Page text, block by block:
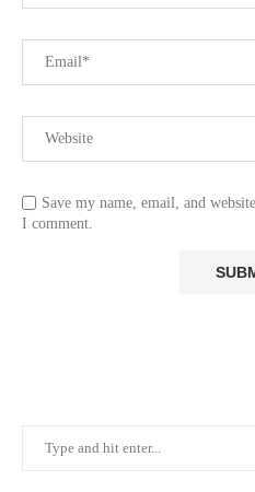
Save my name, email, and
I comment.